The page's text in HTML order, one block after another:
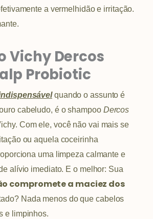
a vermelhidão e irritação.
Vichy Dercos
Probiotic
quando o assunto é
cabeludo, é o shampoo Dercos
Com ele, você não vai mais se
ou aquela coceirinha
uma limpeza calmante e
alívio imediato. E o melhor: Sua
compromete a maciez dos
Nada menos do que cabelos
e limpinhos.